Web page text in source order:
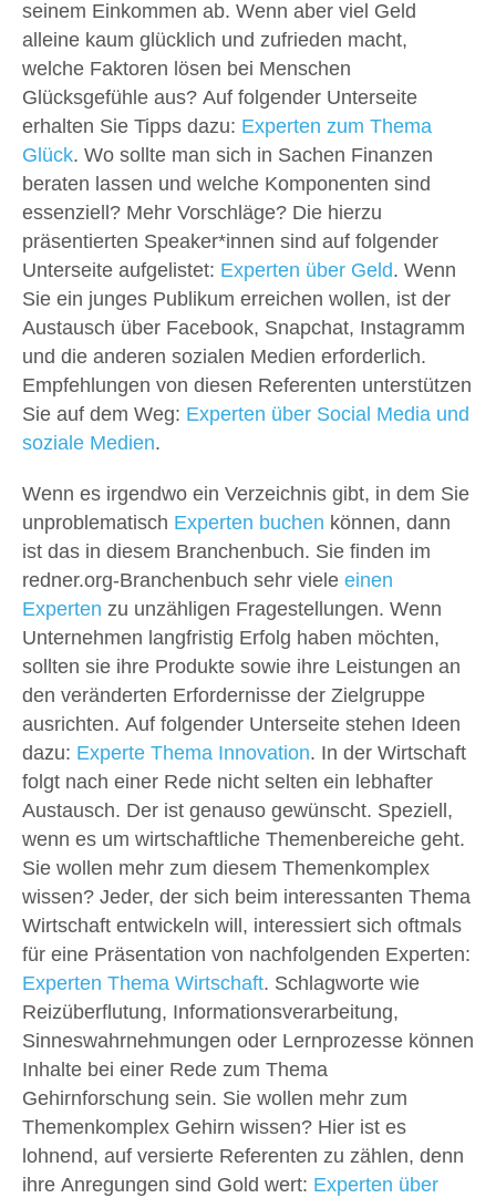
seinem Einkommen ab. Wenn aber viel Geld
alleine kaum glücklich und zufrieden macht,
welche Faktoren lösen bei Menschen
Glücksgefühle aus? Auf folgender Unterseite
erhalten Sie Tipps dazu: Experten zum Thema
Glück. Wo sollte man sich in Sachen Finanzen
beraten lassen und welche Komponenten sind
essenziell? Mehr Vorschläge? Die hierzu
präsentierten Speaker*innen sind auf folgender
Unterseite aufgelistet: Experten über Geld. Wenn
Sie ein junges Publikum erreichen wollen, ist der
Austausch über Facebook, Snapchat, Instagramm
und die anderen sozialen Medien erforderlich.
Empfehlungen von diesen Referenten unterstützen
Sie auf dem Weg: Experten über Social Media und
soziale Medien.
Wenn es irgendwo ein Verzeichnis gibt, in dem Sie
unproblematisch Experten buchen können, dann
ist das in diesem Branchenbuch. Sie finden im
redner.org-Branchenbuch sehr viele einen
Experten zu unzähligen Fragestellungen. Wenn
Unternehmen langfristig Erfolg haben möchten,
sollten sie ihre Produkte sowie ihre Leistungen an
den veränderten Erfordernisse der Zielgruppe
ausrichten. Auf folgender Unterseite stehen Ideen
dazu: Experte Thema Innovation. In der Wirtschaft
folgt nach einer Rede nicht selten ein lebhafter
Austausch. Der ist genauso gewünscht. Speziell,
wenn es um wirtschaftliche Themenbereiche geht.
Sie wollen mehr zum diesem Themenkomplex
wissen? Jeder, der sich beim interessanten Thema
Wirtschaft entwickeln will, interessiert sich oftmals
für eine Präsentation von nachfolgenden Experten:
Experten Thema Wirtschaft. Schlagworte wie
Reizüberflutung, Informationsverarbeitung,
Sinneswahrnehmungen oder Lernprozesse können
Inhalte bei einer Rede zum Thema
Gehirnforschung sein. Sie wollen mehr zum
Themenkomplex Gehirn wissen? Hier ist es
lohnend, auf versierte Referenten zu zählen, denn
ihre Anregungen sind Gold wert: Experten über